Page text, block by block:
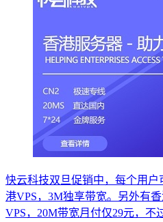
快云科技双旦促销中，每个用户
港VPS，3M独享带宽。另外有
VPS，20M带宽月付仅29元，不